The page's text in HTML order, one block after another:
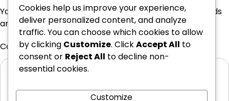
Your email address will not be published. Required fields
are marked*
Comment*
Cookies help us improve your experience,
deliver personalized content, and analyze
traffic. You can choose which cookies to allow
by clicking Customize. ClickAccept All to
consent or Reject All to decline non-
essential cookies.
Customize